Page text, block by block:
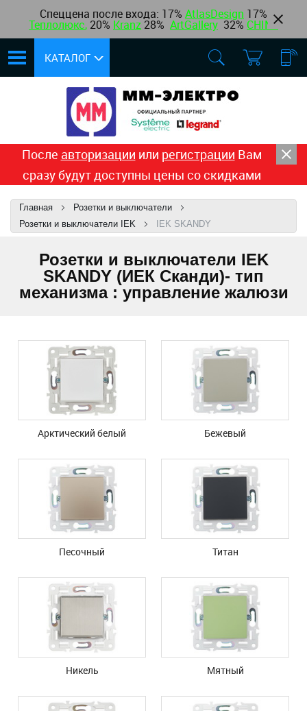
Спеццена после входа: 17% AtlasDesign 17%
Теплолюкс, 20% Kranz 28% ArtGallery 32% CHINT
КАТАЛОГ
После авторизации или регистрации Вам
сразу будут доступны цены со скидками
Главная
Розетки и выключатели
Розетки и выключатели IEK
IEK SKANDY
Розетки и выключатели IEK
SKANDY (ИЕК Сканди)- тип
механизма : управление жалюзи
Арктический белый Бежевый
Песочный Титан
Никель Мятный